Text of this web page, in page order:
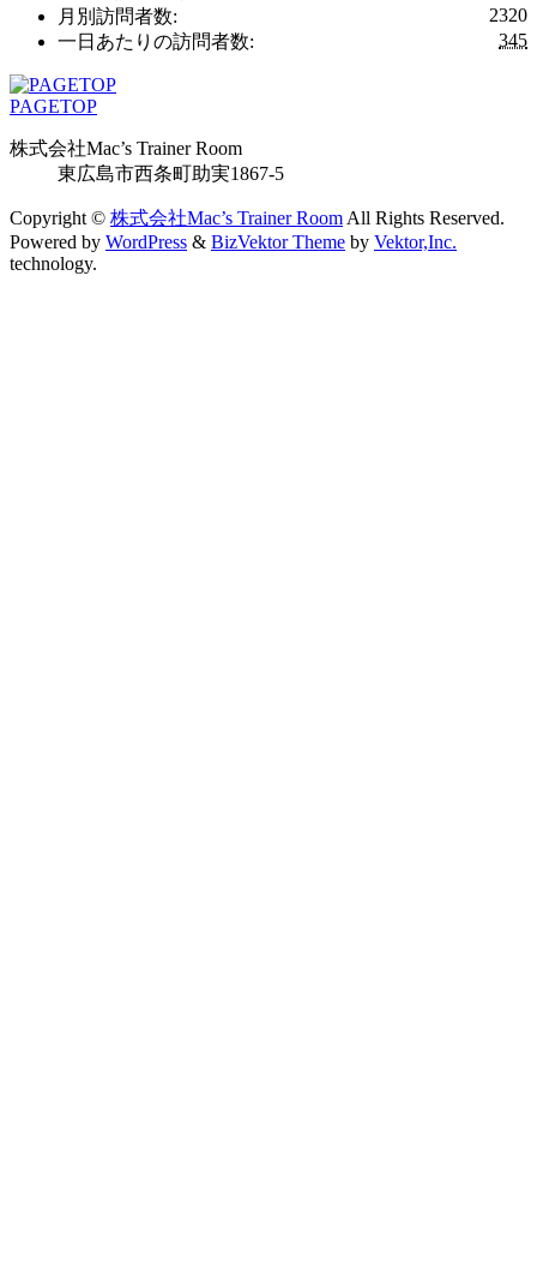
2320
月別訪問者数:
345
一日あたりの訪問者数:
PAGETOP
株式会社Mac’s Trainer Room
東広島市西条町助実1867-5
Copyright © 株式会社Mac’s Trainer Room All Rights Reserved.
Powered by WordPress & BizVektor Theme by Vektor,Inc.
technology.